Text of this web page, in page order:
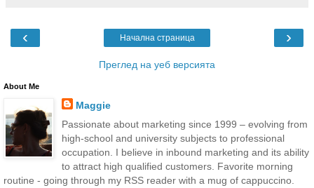
‹ ›
Начална страница
Преглед на уеб версията
About Me
Maggie
Passionate about marketing since 1999 – evolving from
high-school and university subjects to professional
occupation. I believe in inbound marketing and its ability
to attract high qualified customers. Favorite morning
routine - going through my RSS reader with a mug of cappuccino.